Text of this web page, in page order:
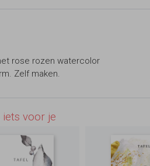
rose rozen watercolor
Zelf maken.
voor je